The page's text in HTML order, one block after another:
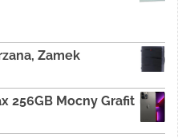
Zamek
256GB Mocny Grafit